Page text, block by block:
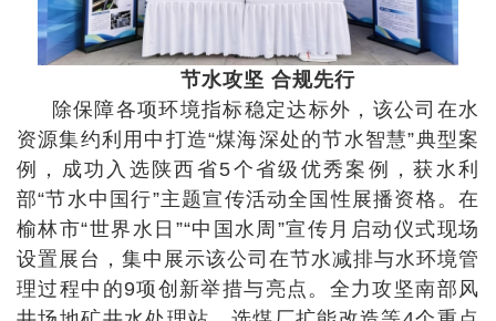
节水攻坚 合规先行
除保障各项环境指标稳定达标外，该公司在水
资源集约利用中打造“煤海深处的节水智慧”典型案
例，成功入选陕西省5个省级优秀案例，获水利
部“节水中国行”主题宣传活动全国性展播资格。在
榆林市“世界水日”“中国水周”宣传月启动仪式现场
设置展台，集中展示该公司在节水减排与水环境管
理过程中的9项创新举措与亮点。全力攻坚南部风